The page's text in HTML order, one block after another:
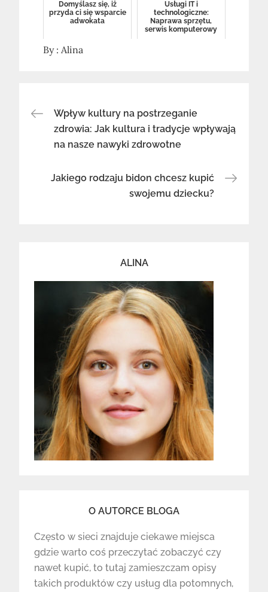
Domyślasz się, iż
przyda ci się wsparcie
adwokata
Usługi IT i
technologiczne:
Naprawa sprzętu,
serwis komputerowy
By : Alina
Nawigacja
wpisu
Wpływ kultury na postrzeganie
zdrowia: Jak kultura i tradycje wpływają
na nasze nawyki zdrowotne
Jakiego rodzaju bidon chcesz kupić
swojemu dziecku?
ALINA
O AUTORCE BLOGA
Często w sieci znajduje ciekawe miejsca
gdzie warto coś przeczytać zobaczyć czy
nawet kupić, to tutaj zamieszczam opisy
takich produktów czy usług dla potomnych,